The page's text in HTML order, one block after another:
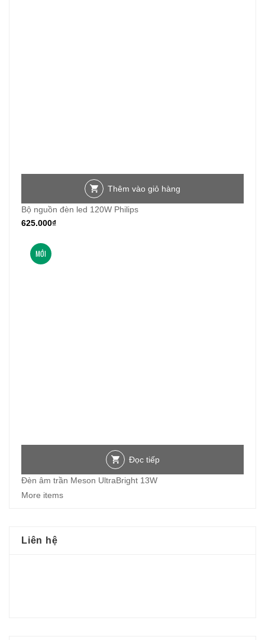
Thêm vào giỏ hàng
Bộ nguồn đèn led 120W Philips
625.000₫
MỚI
Đọc tiếp
Đèn âm trần Meson UltraBright 13W
More items
Liên hệ